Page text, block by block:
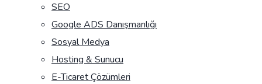
SEO
Google ADS Danışmanlığı
Sosyal Medya
Hosting & Sunucu
E-Ticaret Çözümleri